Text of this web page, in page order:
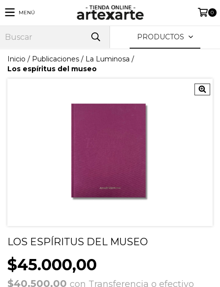
MENÚ 0
PRODUCTOS
Inicio / Publicaciones / La Luminosa /
Los espíritus del museo
LOS ESPÍRITUS DEL MUSEO
$45.000,00
$40.500,00 con Transferencia o efectivo